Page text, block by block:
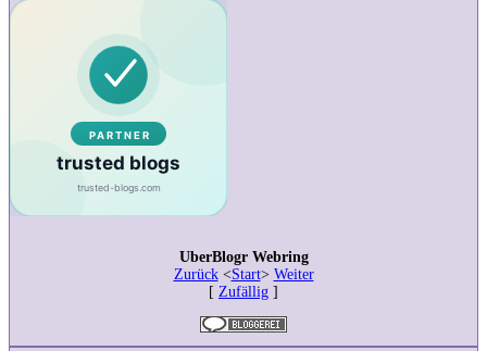
UberBlogr Webring
Zurück<Start> Weiter
[ Zufällig ]